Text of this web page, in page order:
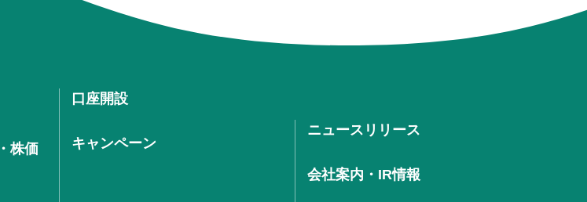
株価
口座開設
キャンペーン
ニュースリリース
会社案内・IR情報